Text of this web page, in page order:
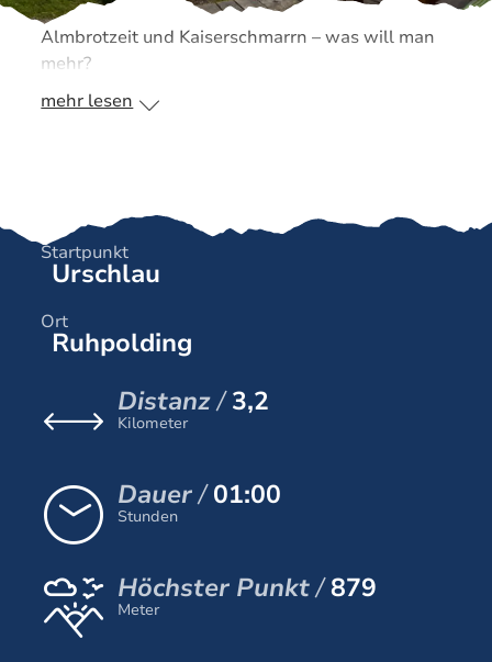
Almbrotzeit und Kaiserschmarrn – was will man
mehr?
mehr lesen
Startpunkt
Urschlau
Ort
Ruhpolding
Distanz 3,2
Kilometer
Dauer 01:00
Stunden
Höchster Punkt 879
Meter